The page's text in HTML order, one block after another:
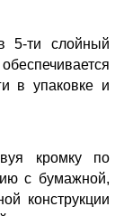
5-ти слойный
в упаковке и
кромку по
с бумажной,
конструкции